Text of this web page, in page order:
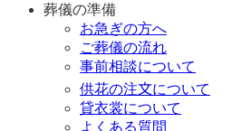
葬儀の準備
お急ぎの方へ
ご葬儀の流れ
事前相談について
供花の注文について
貸衣裳について
よくある質問